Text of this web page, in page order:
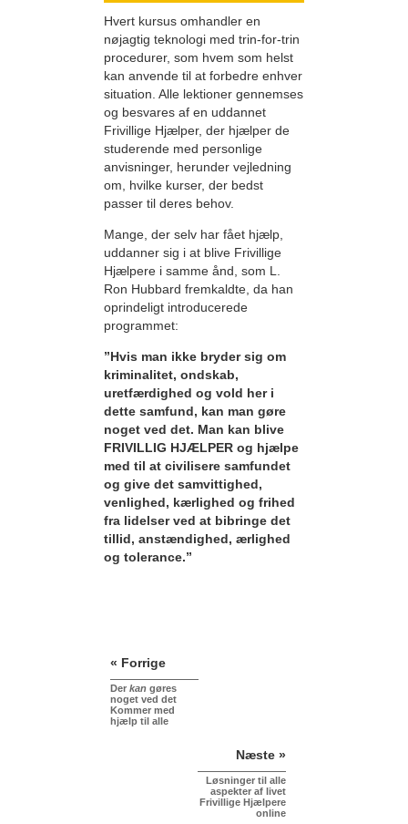
Hvert kursus omhandler en
nøjagtig teknologi med trin-for-trin
procedurer, som hvem som helst
kan anvende til at forbedre enhver
situation. Alle lektioner gennemses
og besvares af en uddannet
Frivillige Hjælper, der hjælper de
studerende med personlige
anvisninger, herunder vejledning
om, hvilke kurser, der bedst
passer til deres behov.
Mange, der selv har fået hjælp,
uddanner sig i at blive Frivillige
Hjælpere i samme ånd, som L.
Ron Hubbard fremkaldte, da han
oprindeligt introducerede
programmet:
”Hvis man ikke bryder sig om
kriminalitet, ondskab,
uretfærdighed og vold her i
dette samfund, kan man gøre
noget ved det. Man kan blive
FRIVILLIG HJÆLPER og hjælpe
med til at civilisere samfundet
og give det samvittighed,
venlighed, kærlighed og frihed
fra lidelser ved at bibringe det
tillid, anstændighed, ærlighed
og tolerance.”
« Forrige
Der kan gøres
noget ved det
Kommer med
hjælp til alle
Næste »
Løsninger til alle
aspekter af livet
Frivillige Hjælpere
online